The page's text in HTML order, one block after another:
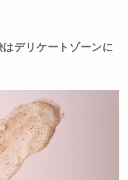
デリケートゾーンに